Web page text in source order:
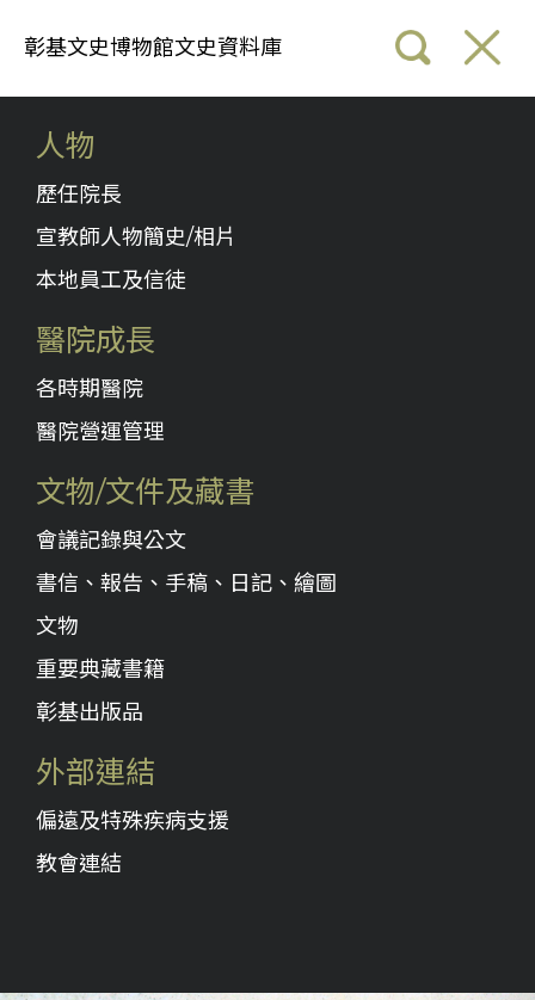
彰基文史博物館文史資料庫
人物
歷任院長
宣教師人物簡史/相片
本地員工及信徒
醫院成長
各時期醫院
醫院營運管理
文物/文件及藏書
會議記錄與公文
書信、報告、手稿、日記、繪圖
文物
重要典藏書籍
彰基出版品
外部連結
偏遠及特殊疾病支援
教會連結